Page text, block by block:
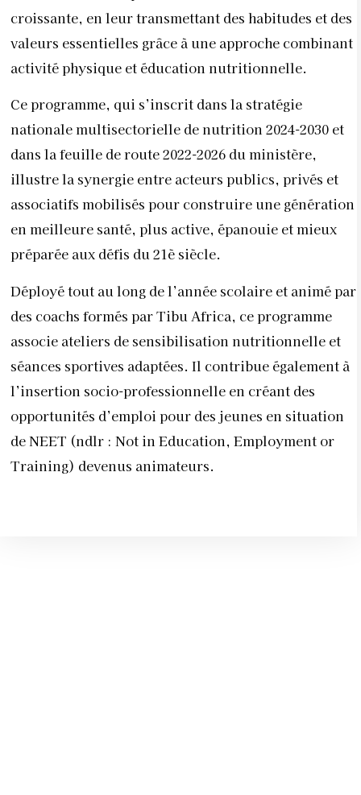
croissante, en leur transmettant des habitudes et des
valeurs essentielles grâce à une approche combinant
activité physique et éducation nutritionnelle.
Ce programme, qui s’inscrit dans la stratégie
nationale multisectorielle de nutrition 2024-2030 et
dans la feuille de route 2022-2026 du ministère,
illustre la synergie entre acteurs publics, privés et
associatifs mobilisés pour construire une génération
en meilleure santé, plus active, épanouie et mieux
préparée aux défis du 21è siècle.
Déployé tout au long de l’année scolaire et animé par
des coachs formés par Tibu Africa, ce programme
associe ateliers de sensibilisation nutritionnelle et
séances sportives adaptées. Il contribue également à
l’insertion socio-professionnelle en créant des
opportunités d’emploi pour des jeunes en situation
de NEET (ndlr : Not in Education, Employment or
Training) devenus animateurs.